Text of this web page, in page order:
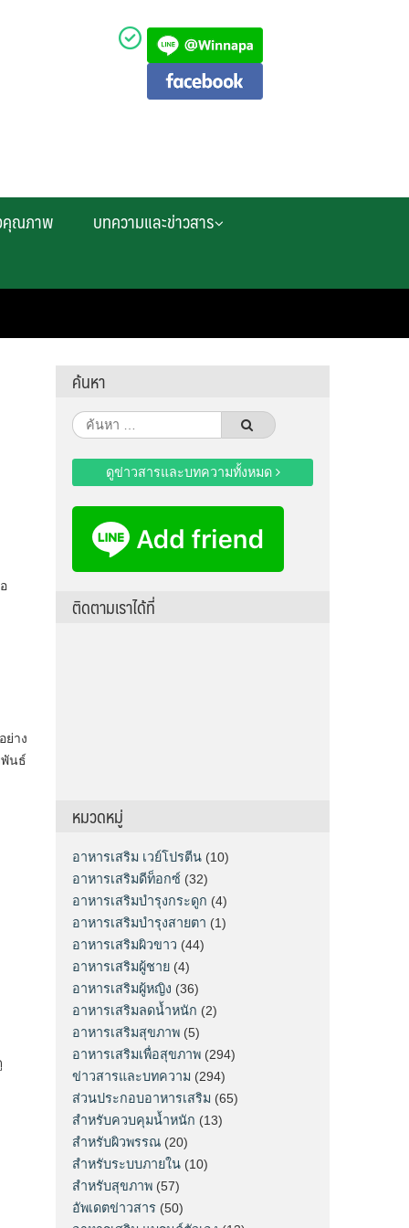
คุณภาพ
บทความและข่าวสาร
ย่าง
พันธ์
ค้นหา
ค้นหา
สำหรับ:
ดูข่าวสารและบทความทั้งหมด
ติดตามเราได้ที่
หมวดหมู่
อาหารเสริม เวย์โปรตีน (10)
อาหารเสริมดีท็อกซ์ (32)
อาหารเสริมบำรุงกระดูก (4)
อาหารเสริมบำรุงสายตา (1)
อาหารเสริมผิวขาว (44)
อาหารเสริมผู้ชาย (4)
อาหารเสริมผู้หญิง (36)
อาหารเสริมลดน้ำหนัก (2)
อาหารเสริมสุขภาพ (5)
อาหารเสริมเพื่อสุขภาพ (294)
ข่าวสารและบทความ (294)
ส่วนประกอบอาหารเสริม (65)
สำหรับควบคุมน้ำหนัก (13)
สำหรับผิวพรรณ (20)
สำหรับระบบภายใน (10)
สำหรับสุขภาพ (57)
อัพเดตข่าวสาร (50)